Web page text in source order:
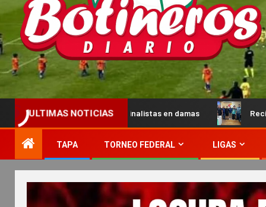
ULTIMAS NOTICIAS
los semifinalistas en damas Recibimos la visita de
TAPA TORNEO FEDERAL LIGAS